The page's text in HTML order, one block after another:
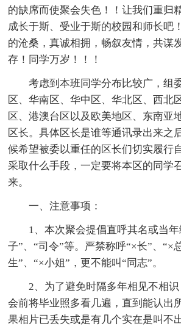
的缺席而使聚会失色！！让我们重归
成长于斯、受业于斯的校园和师长吧
的沧桑，真诚相拥，畅叙友情，共谋
存！同学万岁！！！
考虑到本班同学分布比较广，组
区、华南区、华中区、华北区、西北
区、港澳台区以及欧美地区、东南亚
区长。具体区长是谁等通讯录出来之
候希望被委以重任的区长们切实履行
采取什么手段，一定要将本区的同学
来。
一、注意事项：
1、本次聚会提倡直呼其名或当
子”、“司令”等。严禁称呼“×长”、“×
生”、“×小姐”，更不能叫“同志”。
2、为了避免时隔多年相见不相
会前将毕业照多看几遍，直到能认出
果相片已丢失或是有几个实在是叫不